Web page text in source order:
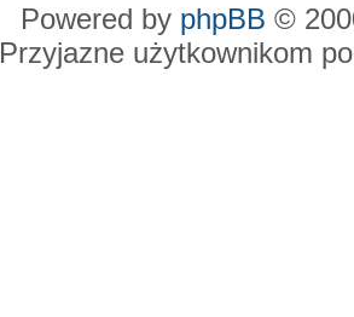
Powered by phpBB ©
Przyjazne użytkownikom